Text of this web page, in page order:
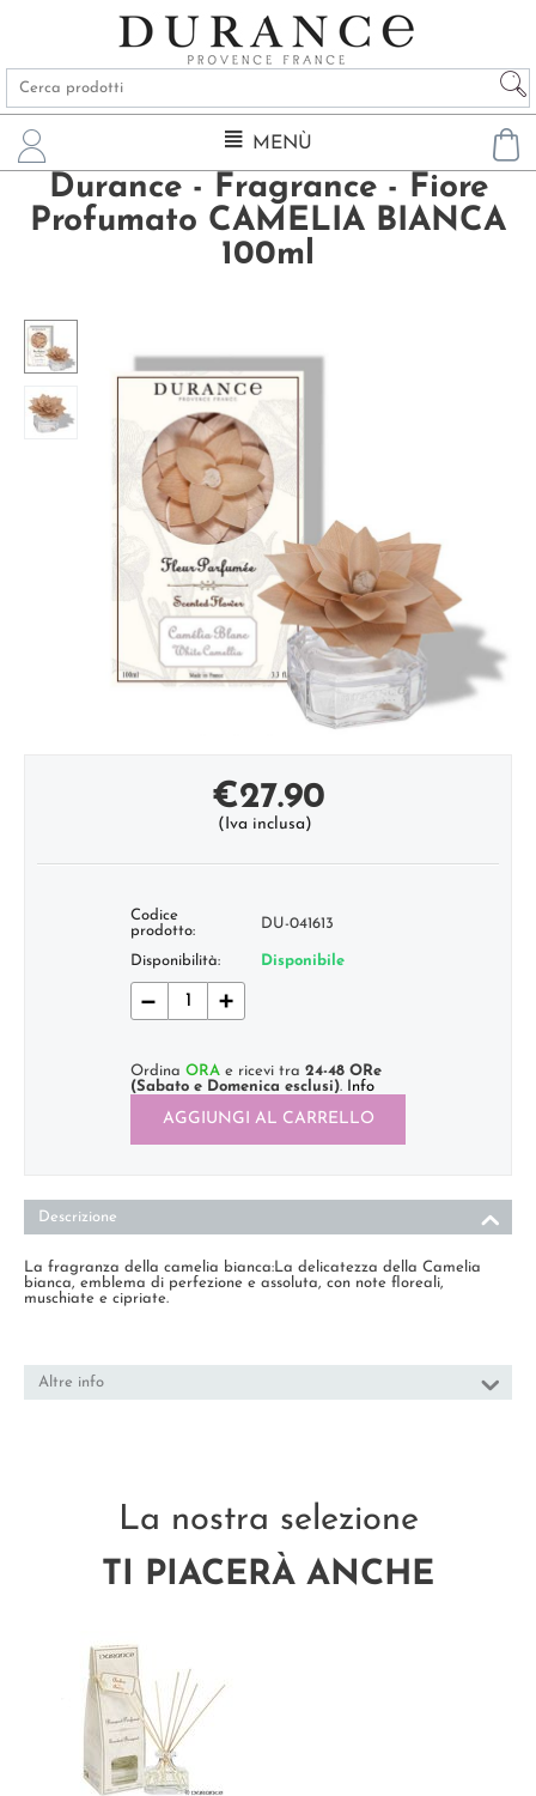
MENÙ
Durance - Fragrance - Fiore
Profumato CAMELIA BIANCA
100ml
€27.90
(Iva inclusa)
Codice
prodotto:
DU-041613
Disponibilità: Disponibile
+
−
Ordina ORA e ricevi tra 24-48 ORe
(Sabato e Domenica esclusi). Info
AGGIUNGI AL CARRELLO
Descrizione
La fragranza della camelia bianca:La delicatezza della Camelia
bianca, emblema di perfezione e assoluta, con note floreali,
muschiate e cipriate.
Altre info
La nostra selezione
TI PIACERÀ ANCHE